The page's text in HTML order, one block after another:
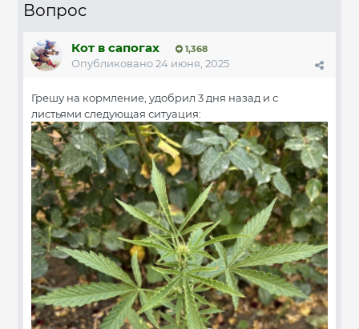
Вопрос
Кот в сапогах 1,368
Опубликовано24 июня, 2025
Грешу на кормление, удобрил 3 дня назад и с
листьями следующая ситуация: